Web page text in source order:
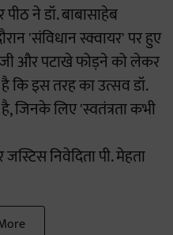
पीठ ने डॉ. बाबासाहेब
'संविधान स्क्वायर' पर हुए
और पटाखे फोड़ने को लेकर
कि इस तरह का उत्सव डॉ.
जिनके लिए 'स्वतंत्रता कभी
निवेदिता पी. मेहता